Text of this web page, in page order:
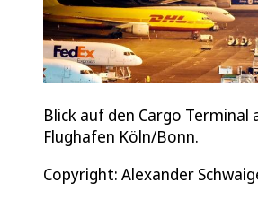
Blick auf den Cargo Terminal
Flughafen Köln/Bonn.
Copyright: Alexander